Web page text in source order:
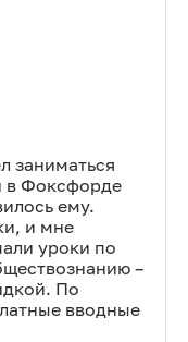
заниматься
в Фоксфорде
ему.
и мне
уроки по
–
По
вводные